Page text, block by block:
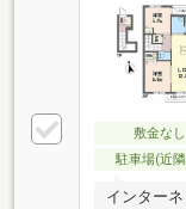
敷金なし
駐車場(近
インター